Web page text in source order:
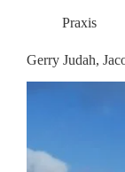
Praxis
Gerry Judah,